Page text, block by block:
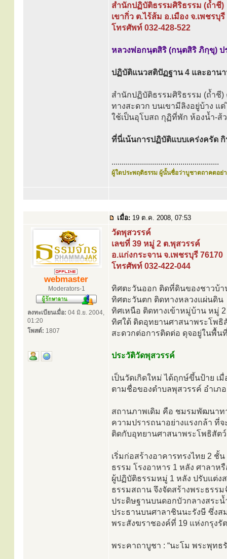
สำนักปฏิบัติธรรมศิริธรรม (ถ้ำชี)
เขากิ่ว ต.ไร้ส้ม อ.เมือง จ.เพชรบุรี
โทรศัพท์ 032-428-522
หลวงพ่อกนฺตสิริ (กนฺตสิริ ภิกฺขุ) ป
ปฏิบัติแนวสติปัฏฐาน 4 และอาน
สำนักปฏิบัติธรรมศิริธรรม (ถ้ำชี)
ทางสะดวก บนเขามีลิงอยู่บ้าง แ
ใช้เป็นอุโบสถ กุฏิที่พัก ห้องน้ำ-ส้
ที่นี่เน้นการปฏิบัติแบบเคร่งครัด
.....................................................
ผู้ใดประพฤติธรรม ผู้นั้นชื่อว่าบูชาตถาคตอย่า
เมื่อ: 19 ต.ค. 2008, 07:53
webmaster
Moderators-1
ลงทะเบียนเมื่อ: 04 มิ.ย. 2004,
01:20
โพสต์: 1807
วัดพุสวรรค์
เลขที่ 39 หมู่ 2 ต.พุสวรรค์
อ.แก่งกระจาน จ.เพชรบุรี 76170
โทรศัพท์ 032-422-044
ทิศตะวันออก ติดที่ดินของชาวบ้า
ทิศตะวันตก ติดทางหลวงแผ่นดิน
ทิศเหนือ ติดทางเข้าหมู่บ้าน หมู่
ทิศใต้ ติดอุทยานศาสนาพระโพ
สะดวกต่อการติดต่อ ดุจอยู่ในพื้น
ประวัติวัดพุสวรรค์
เป็นวัดเกิดใหม่ ได้ฤกษ์ขึ้นป้าย เ
ตามชื่อของตำบลพุสวรรค์ อำเภ
สถานภาพเดิม คือ ชมรมพัฒนา
ความปรารถนาอย่างแรงกล้า ที่
ติดกับอุทยานศาสนาพระโพธิสัต
เริ่มก่อสร้างอาคารทรงไทย 2 ชั้
ธรรม โรงอาหาร 1 หลัง ศาลาห
ผู้ปฏิบัติธรรมหมู่ 1 หลัง ปรับแต่ง
ธรรมสถาน จึงจัดสร้างพระธรร
ประดิษฐานบนดอกบัวกลางสระ
ประธานบนศาลาชินนะรังษี ซึ่งส
พระสังฆราชองค์ที่ 19 แห่งกรุง
พระคาถาบูชา : “นะโม พระพุทธ